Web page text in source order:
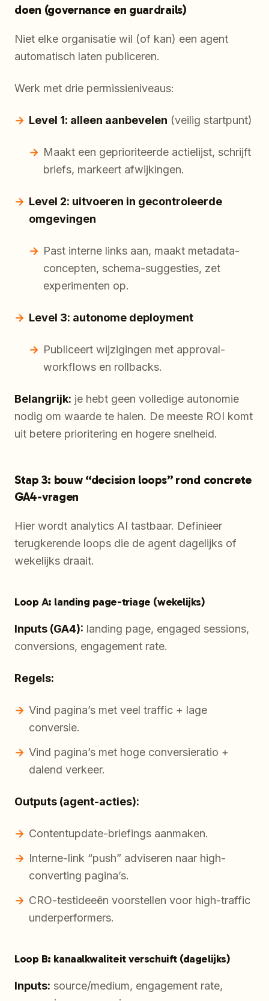
doen (governance en guardrails)
Niet elke organisatie wil (of kan) een agent
automatisch laten publiceren.
Werk met drie permissieniveaus:
Level 1: alleen aanbevelen (veilig startpunt)
Maakt een geprioriteerde actielijst, schrijft
briefs, markeert afwijkingen.
Level 2: uitvoeren in gecontroleerde
omgevingen
Past interne links aan, maakt metadata-
concepten, schema-suggesties, zet
experimenten op.
Level 3: autonome deployment
Publiceert wijzigingen met approval-
workflows en rollbacks.
Belangrijk: je hebt geen volledige autonomie
nodig om waarde te halen. De meeste ROI komt
uit betere prioritering en hogere snelheid.
Stap 3: bouw “decision loops” rond concrete
GA4-vragen
Hier wordt analytics AI tastbaar. Definieer
terugkerende loops die de agent dagelijks of
wekelijks draait.
Loop A: landing page-triage (wekelijks)
Inputs (GA4): landing page, engaged sessions,
conversions, engagement rate.
Regels:
Vind pagina’s met veel traffic + lage
conversie.
Vind pagina’s met hoge conversieratio +
dalend verkeer.
Outputs (agent-acties):
Contentupdate-briefings aanmaken.
Interne-link “push” adviseren naar high-
converting pagina’s.
CRO-testideeën voorstellen voor high-traffic
underperformers.
Loop B: kanaalkwaliteit verschuift (dagelijks)
Inputs: source/medium, engagement rate,